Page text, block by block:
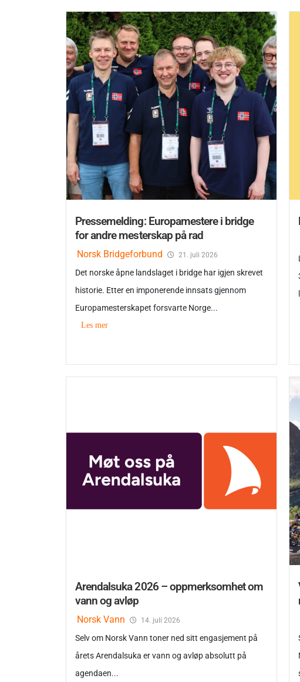
Pressemelding: Europamestere i bridge
for andre mesterskap på rad
Norsk Bridgeforbund 21. juli 2026
Det norske åpne landslaget i bridge har igjen skrevet
historie. Etter en imponerende innsats gjennom
Europamesterskapet forsvarte Norge...
Les mer
Arendalsuka 2026 – oppmerksomhet om
vann og avløp
Norsk Vann 14. juli 2026
Selv om Norsk Vann toner ned sitt engasjement på
årets Arendalsuka er vann og avløp absolutt på
agendaen...